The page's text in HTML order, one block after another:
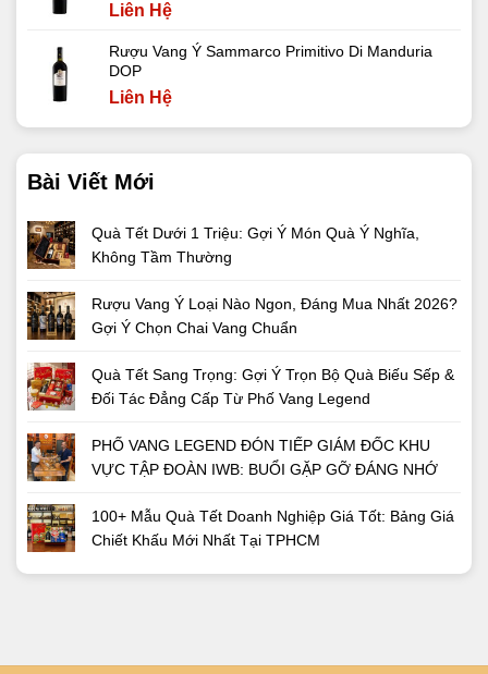
Liên Hệ
Rượu Vang Ý Sammarco Primitivo Di Manduria
DOP
Liên Hệ
Bài Viết Mới
Quà Tết Dưới 1 Triệu: Gợi Ý Món Quà Ý Nghĩa,
Không Tầm Thường
Rượu Vang Ý Loại Nào Ngon, Đáng Mua Nhất 2026?
Gợi Ý Chọn Chai Vang Chuẩn
Quà Tết Sang Trọng: Gợi Ý Trọn Bộ Quà Biếu Sếp &
Đối Tác Đẳng Cấp Từ Phố Vang Legend
PHỐ VANG LEGEND ĐÓN TIẾP GIÁM ĐỐC KHU
VỰC TẬP ĐOÀN IWB: BUỔI GẶP GỠ ĐÁNG NHỚ
100+ Mẫu Quà Tết Doanh Nghiệp Giá Tốt: Bảng Giá
Chiết Khấu Mới Nhất Tại TPHCM